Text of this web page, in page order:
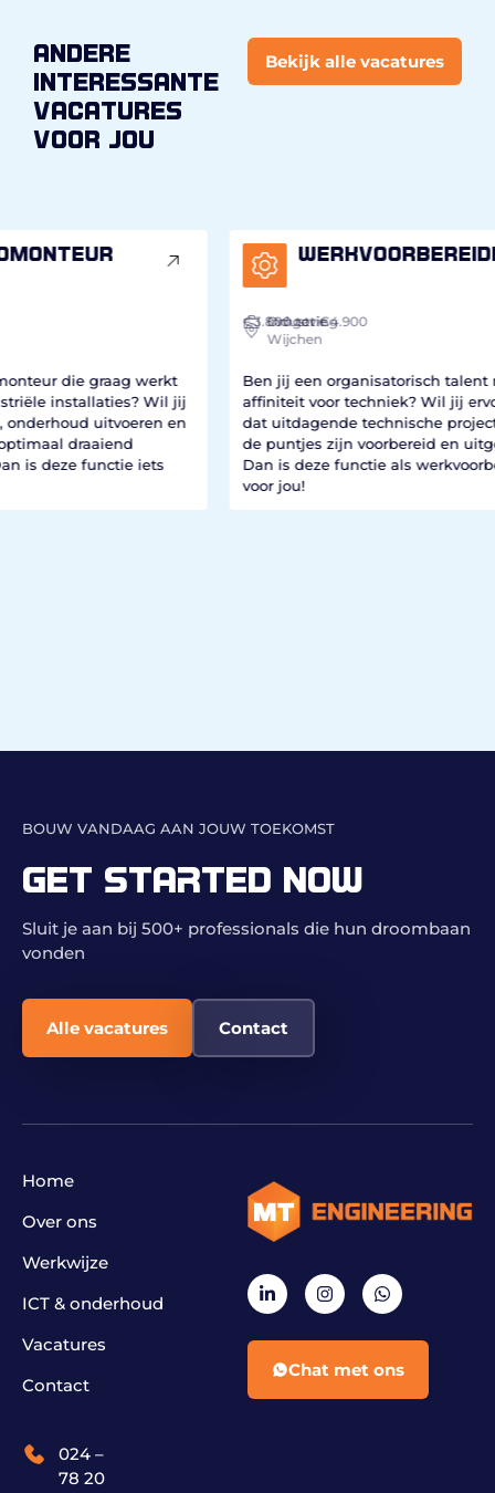
andere
interessante
vacatures
voor jou
Bekijk alle vacatures
jij
en
Werkvoorbereider
Ben jij een organisatorisch talent met
affiniteit voor techniek? Wil jij ervoor zorgen
dat uitdagende technische projecten tot in
de puntjes zijn voorbereid en uitgevoerd?
Dan is deze functie als werkvoorbereider iets
van
BOUW VANDAAG AAN JOUW TOEKOMST
GET STARTED NOW
Sluit je aan bij 500+ professionals die hun droombaan
vonden
Alle vacatures Contact
Chat met ons
Home
Over ons
Werkwijze
ICT & onderhoud
Vacatures
Contact
024 –
78 20